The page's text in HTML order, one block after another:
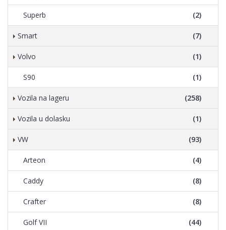
Superb (2)
Smart (7)
Volvo (1)
S90 (1)
Vozila na lageru (258)
Vozila u dolasku (1)
VW (93)
Arteon (4)
Caddy (8)
Crafter (8)
Golf VII (44)